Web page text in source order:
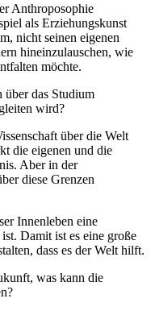
Anthroposophie
als Erziehungskunst
nicht seinen eigenen
hineinzulauschen, wie
möchte.
über das Studium
wird?
über die Welt
die eigenen und die
Aber in der
diese Grenzen
Innenleben eine
Damit ist es eine große
dass es der Welt hilft.
was kann die